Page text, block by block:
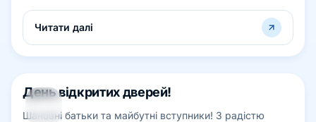
Читати далі
15
День відкритих дверей!
Шановні батьки та майбутні вступники! З радістю